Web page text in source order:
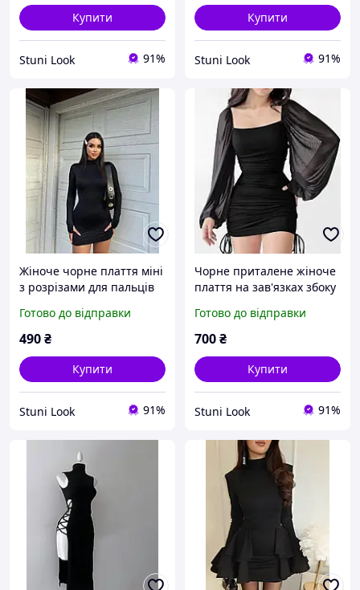
Купити
Stuni Look 91%
Купити
Stuni Look 91%
Жіноче чорне плаття міні
з розрізами для пальців
Готово до відправки
490₴
Купити
Stuni Look 91%
Чорне приталене жіноче
плаття на зав'язках збоку
(42-44 і 46-48 розміри)
Готово до відправки
700₴
Купити
Stuni Look 91%